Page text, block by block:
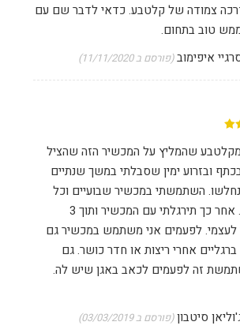
צמודה של קלטבע. כדאי לדבר שם עם
טוב בתחום.
איפימוב(פורסם ב 11/11/2020)
שהמליץ על המכשיר הזה שהציל
ובזרוע ימין שסבלתי במשך שנתיים
השתמשתי במכשיר שבועיים וכל
הכאבים נעלמו. אחר כך תירגלתי עם המכשיר ותוך 3
לעצמי. לפעמים אני משתמש במכשיר גם
אחרי ריצות או חדר כושר. גם
זה לפעמים לכאב באגן שיש לה.
סיטבון(פורסם ב 03/03/2019)